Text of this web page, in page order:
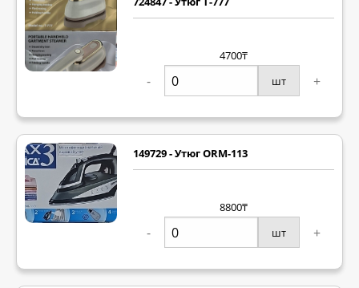
4700₸
- шт +
149729 - Утюг ORM-113
8800₸
- шт +